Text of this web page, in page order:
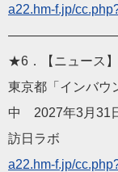
a22.hm-f.jp/
★6．【ニュース
東京都「インバウ
中 2027年3月31
訪日ラボ
a22.hm-f.jp/